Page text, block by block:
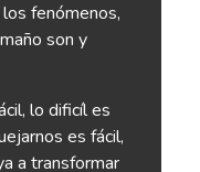
fenómenos,
son y
lo dificíl es
es fácil,
a transformar